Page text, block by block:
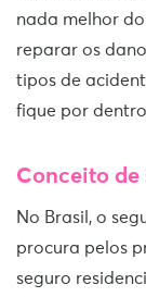
nada melhor
reparar os
tipos de
fique por
Conceito de
No Brasil, o
procura pelos
seguro